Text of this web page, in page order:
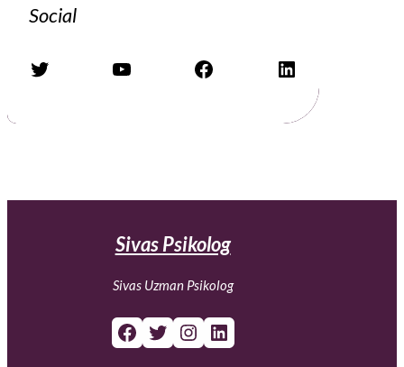
Social
Twitter YouTube Facebook LinkedIn
Sivas Psikolog
Sivas Uzman Psikolog
Facebook Twitter Instagram LinkedIn